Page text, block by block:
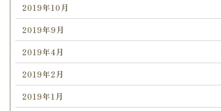
2019年10月
2019年9月
2019年4月
2019年2月
2019年1月